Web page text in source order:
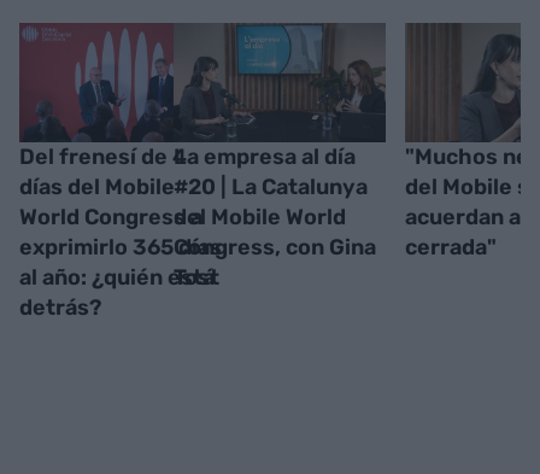
Del frenesí de 4
días del Mobile
World Congress a
exprimirlo 365 días
al año: ¿quién está
detrás?
La empresa al día
#20 | La Catalunya
del Mobile World
Congress, con Gina
Tost
"Muchos
del Mobile
acuerdan a
cerrada"